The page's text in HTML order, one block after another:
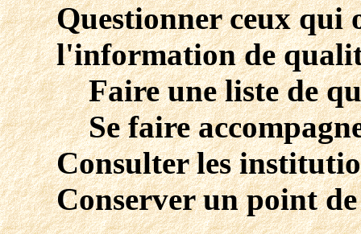
Questionner ceux qui
l'information de
Faire une liste de
Se faire
Consulter les
Conserver un point